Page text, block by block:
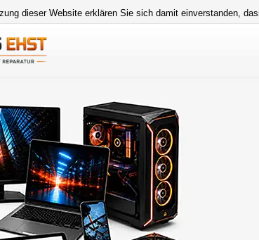
dieser Website erklären Sie sich damit einverstanden,